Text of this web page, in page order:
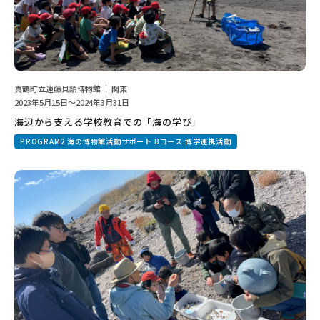
真鶴町立遠藤貝類博物館 ｜ 関東
2023年5月15日～2024年3月31日
海辺から支える学校教育での「海の学び」
PROGRAM2 海の博物館活動サポート Bコース 博学連携活動